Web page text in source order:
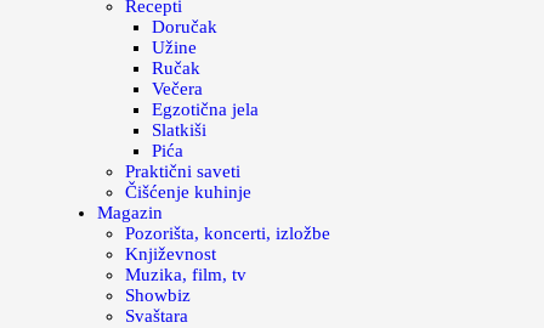
Recepti
Doručak
Užine
Ručak
Večera
Egzotična jela
Slatkiši
Pića
Praktični saveti
Čišćenje kuhinje
Magazin
Pozorišta, koncerti, izložbe
Književnost
Muzika, film, tv
Showbiz
Svaštara